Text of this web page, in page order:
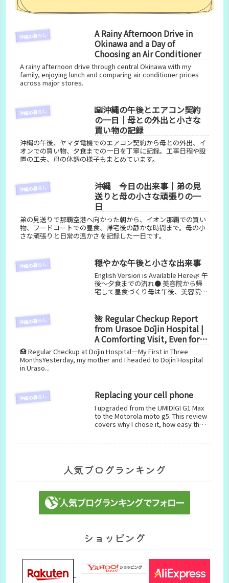
沖縄の暮らし
A Rainy Afternoon Drive in
Okinawa and a Day of
Choosing an Air Conditioner
A rainy afternoon drive through central Okinawa with my
family, enjoying lunch and comparing air conditioner prices
across major stores.
沖縄の暮らし
🌇沖縄の午後とエアコン契約
の一日｜母との外出と小さな
買い物の記録
沖縄の午後、ヤマダ電機でのエアコン契約から母との外出、イ
オンでの買い物、夕食までの一日を丁寧に記録。工事日程や設
置の工夫、母の体調の様子もまとめています。
沖縄の暮らし
沖縄 今日の出来事｜弟の見
送りと母の小さな頑張りの一
日
弟の見送りで那覇空港へ向かった朝から、イオン那覇での買い
物、フードコートでの昼食、帰宅後の静かな時間まで。母の小
さな頑張りと日常の温かさを記録した一日です。
沖縄の暮らし 穏やかな午後と小さな出来事
English Version is Available Here🌿 午
後〜夕食までの流れ● 美容院から帰
宅して昼食づくり母は午後、美容院へ
材を色々入れて炒飯を作り、簡単...
沖縄の暮らし
🌺 Regular Checkup Report
from Urasoe Dōjin Hospital |
A Comforting Visit, Even for
First-Timers
🏥 Regular Checkup at Dōjin Hospital—My First in Three
MonthsYesterday, my mother and I headed to Dōjin Hospital
in Uraso...
沖縄の暮らし Replacing your cell phone
I upgraded from the UMIDIGI G1 Max
to the Motorola moto g5. This review
covers why I chose it, how easy the
人気ブログランキング
ショッピング